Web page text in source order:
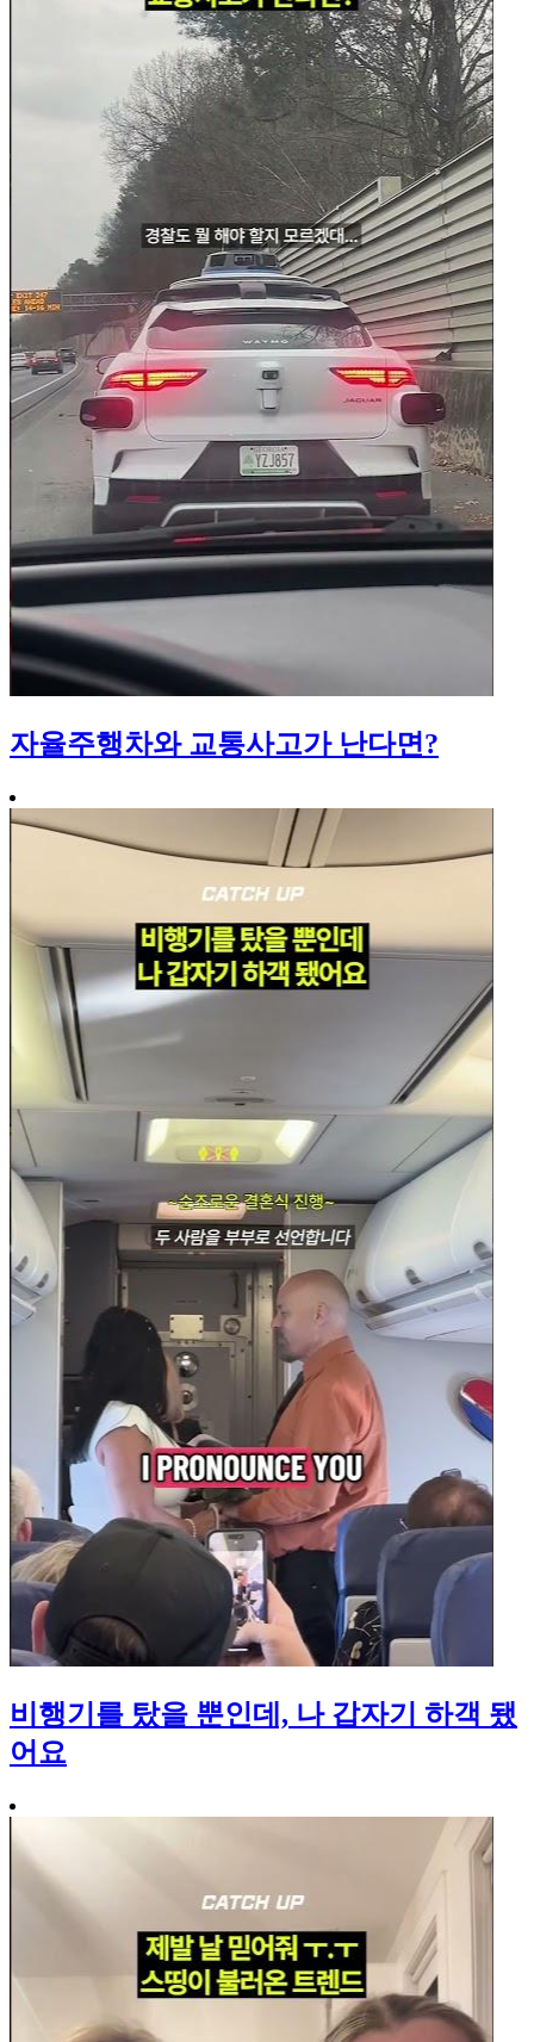
자율주행차와 교통사고가 난다면?
비행기를 탔을 뿐인데, 나 갑자기 하객 됐
어요